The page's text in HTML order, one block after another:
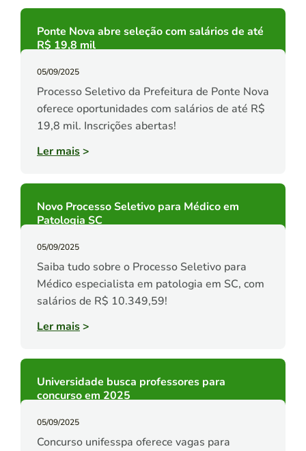
Ponte Nova abre seleção com salários de até
R$ 19,8 mil
05/09/2025
Processo Seletivo da Prefeitura de Ponte Nova
oferece oportunidades com salários de até R$
19,8 mil. Inscrições abertas!
Ler mais>
Novo Processo Seletivo para Médico em
Patologia SC
05/09/2025
Saiba tudo sobre o Processo Seletivo para
Médico especialista em patologia em SC, com
salários de R$ 10.349,59!
Ler mais>
Universidade busca professores para
concurso em 2025
05/09/2025
Concurso unifesspa oferece vagas para